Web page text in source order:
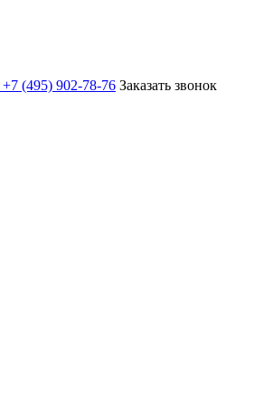
+7 (495) 902-78-76 Заказать звонок